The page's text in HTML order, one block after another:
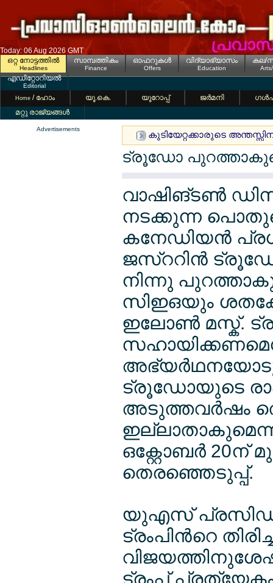
Today: 06 Aug 2026 GMT
ഒറ്റ നോട്ടത്തില്‍
Headlines
സാമ്പത്തികം
Finance
ഓഫറുകള്‍
Offers
വിദ്യാഭ്യാസം
Education
കല/
എഡിറ്റോറിയല്‍
Editorial
Home / ഹോം യൂ.കെ. യൂറോപ്പ് ജര്‍മനി
മറ്റു രാജ്യങ്ങള്‍
Advertisements
കുടിയേറ്റക്കാരുടെ
ട്രൂഡോ
വാഷിങ്ടണ്‍
നടക്കുന്ന
കനേഡിയന്‍
ജസ്ററിന്‍
നിന്നു
സിഇഒയും
ഇലോണ്‍ മസ്ക്.
അഭ്യര്‍ഥനയോടു
ട്രൂഡോയുടെ
അടുത്തവര്‍ഷം
ഒക്റ്റോബര്‍
തെരഞ്ഞെടുപ്പ്.
യുഎസ്
ട്രംപിന്‍റെ
ട്രംപ്